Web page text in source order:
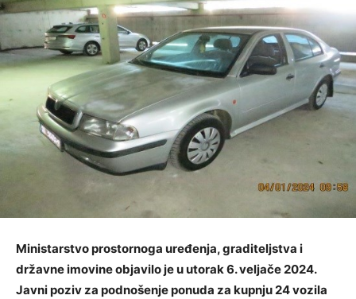
Ministarstvo prostornoga uređenja, graditeljstva i
državne imovine objavilo je u utorak 6. veljače 2024.
Javni poziv za podnošenje ponuda za kupnju 24 vozila